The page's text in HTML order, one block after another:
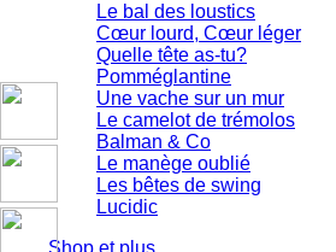
Le bal des loustics
Cœur lourd, Cœur léger
Quelle tête as-tu?
Pomméglantine
Une vache sur un mur
Le camelot de trémolos
Balman & Co
Le manège oublié
Les bêtes de swing
Lucidic
Shop et plus